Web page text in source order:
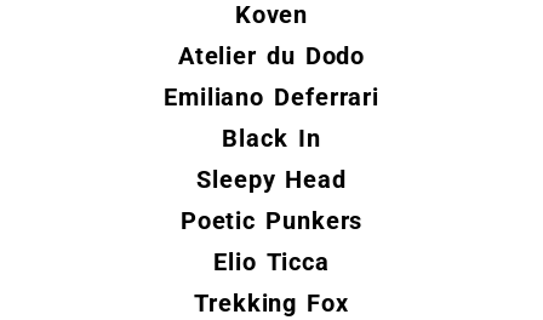
Koven
Atelier du Dodo
Emiliano Deferrari
Black In
Sleepy Head
Poetic Punkers
Elio Ticca
Trekking Fox